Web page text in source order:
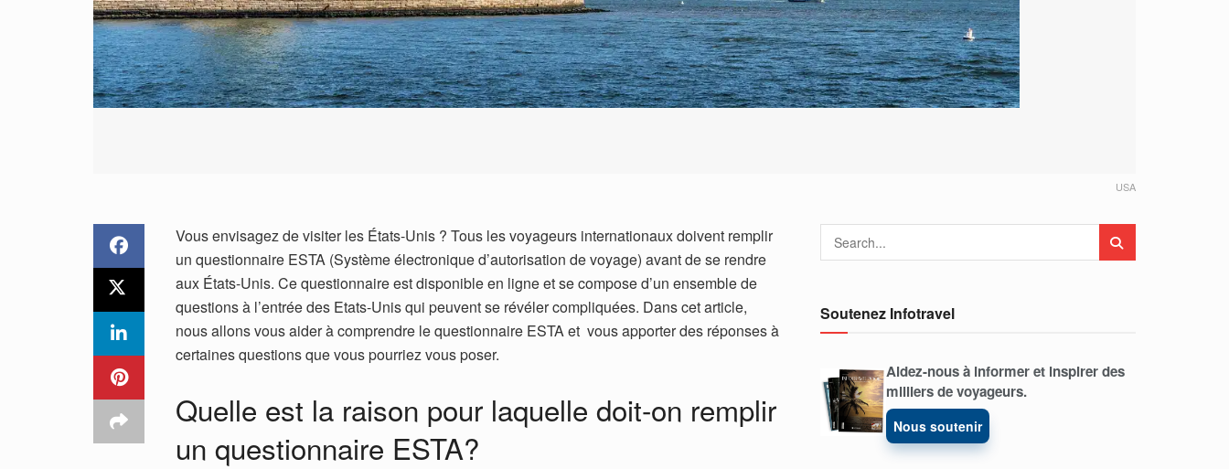
USA
Vous envisagez de visiter les États-Unis ? Tous les voyageurs internationaux doivent remplir
un questionnaire ESTA (Système électronique d’autorisation de voyage) avant de se rendre
aux États-Unis. Ce questionnaire est disponible en ligne et se compose d’un ensemble de
questions à l’entrée des Etats-Unis qui peuvent se révéler compliquées. Dans cet article,
nous allons vous aider à comprendre le questionnaire ESTA et vous apporter des réponses à
certaines questions que vous pourriez vous poser.
Quelle est la raison pour laquelle doit-on remplir
un questionnaire ESTA?
Soutenez Infotravel
Aidez-nous à informer et inspirer des
milliers de voyageurs.
Nous soutenir